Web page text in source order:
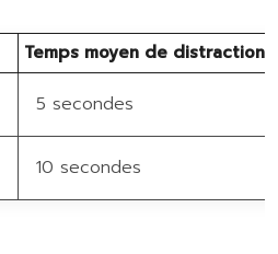
Temps moyen de distraction
5 secondes
10 secondes